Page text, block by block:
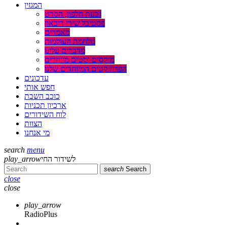
המגזין
גבעת חלפון, הסרט
פסטיבל שירי דיכאון
מאמרים
מלחמת העולמות
מדברים עלינו
מיקסים וסטים מיוחדים
הפרוייקטים המיוחדים שלנו
עדכונים
חפש אותי
כוכב השבת
ארכיון תכניות
לוח השידורים
הצוות
מי אנחנו
search menu
play_arrowלשידור החי
search Search
close
close
play_arrow
RadioPlus